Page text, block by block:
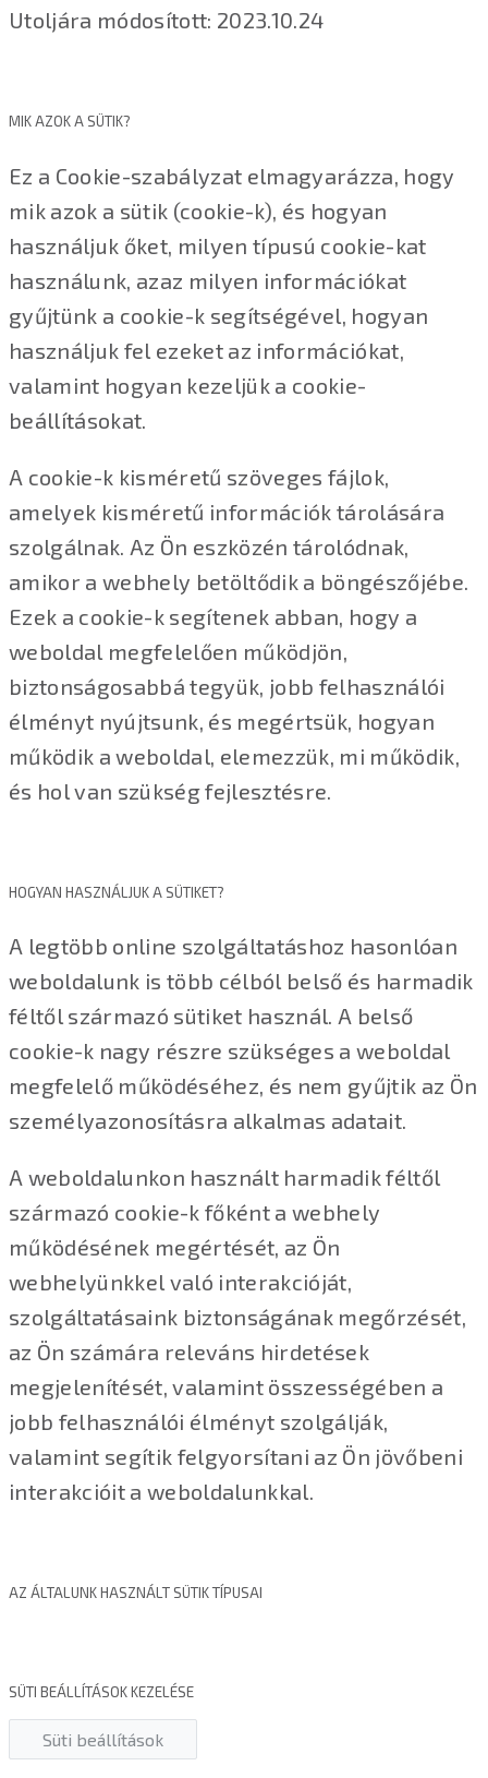
Utoljára módosított: 2023.10.24
MIK AZOK A SÜTIK?
Ez a Cookie-szabályzat elmagyarázza, hogy
mik azok a sütik (cookie-k), és hogyan
használjuk őket, milyen típusú cookie-kat
használunk, azaz milyen információkat
gyűjtünk a cookie-k segítségével, hogyan
használjuk fel ezeket az információkat,
valamint hogyan kezeljük a cookie-
beállításokat.
A cookie-k kisméretű szöveges fájlok,
amelyek kisméretű információk tárolására
szolgálnak. Az Ön eszközén tárolódnak,
amikor a webhely betöltődik a böngészőjébe.
Ezek a cookie-k segítenek abban, hogy a
weboldal megfelelően működjön,
biztonságosabbá tegyük, jobb felhasználói
élményt nyújtsunk, és megértsük, hogyan
működik a weboldal, elemezzük, mi működik,
és hol van szükség fejlesztésre.
HOGYAN HASZNÁLJUK A SÜTIKET?
A legtöbb online szolgáltatáshoz hasonlóan
weboldalunk is több célból belső és harmadik
féltől származó sütiket használ. A belső
cookie-k nagy részre szükséges a weboldal
megfelelő működéséhez, és nem gyűjtik az Ön
személyazonosításra alkalmas adatait.
A weboldalunkon használt harmadik féltől
származó cookie-k főként a webhely
működésének megértését, az Ön
webhelyünkkel való interakcióját,
szolgáltatásaink biztonságának megőrzését,
az Ön számára releváns hirdetések
megjelenítését, valamint összességében a
jobb felhasználói élményt szolgálják,
valamint segítik felgyorsítani az Ön jövőbeni
interakcióit a weboldalunkkal.
AZ ÁLTALUNK HASZNÁLT SÜTIK TÍPUSAI
SÜTI BEÁLLÍTÁSOK KEZELÉSE
Süti beállítások